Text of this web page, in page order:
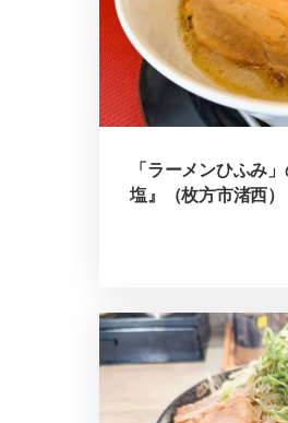
「ラーメンひふみ
塩』（枚方市渚西）